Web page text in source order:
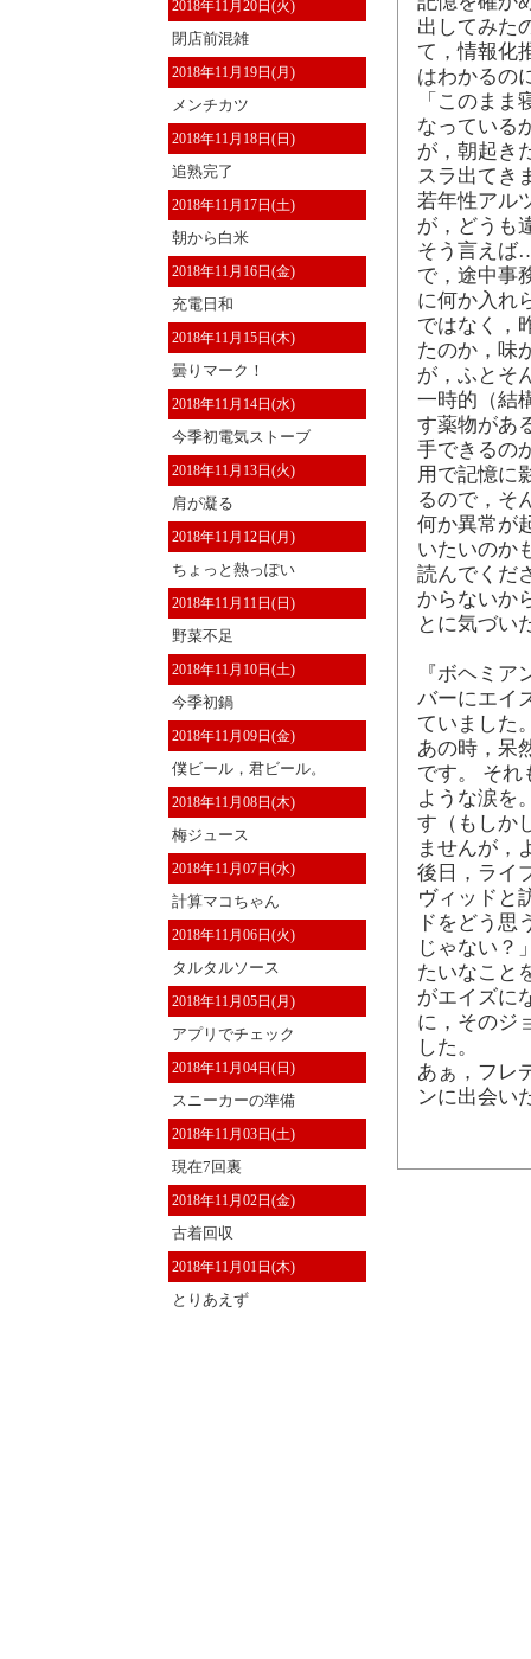
2018年11月20日(火)
閉店前混雑
2018年11月19日(月)
メンチカツ
2018年11月18日(日)
追熟完了
2018年11月17日(土)
朝から白米
2018年11月16日(金)
充電日和
2018年11月15日(木)
曇りマーク！
2018年11月14日(水)
今季初電気ストーブ
2018年11月13日(火)
肩が凝る
2018年11月12日(月)
ちょっと熱っぽい
2018年11月11日(日)
野菜不足
2018年11月10日(土)
今季初鍋
2018年11月09日(金)
僕ビール，君ビール。
2018年11月08日(木)
梅ジュース
2018年11月07日(水)
計算マコちゃん
2018年11月06日(火)
タルタルソース
2018年11月05日(月)
アプリでチェック
2018年11月04日(日)
スニーカーの準備
2018年11月03日(土)
現在7回裏
2018年11月02日(金)
古着回収
2018年11月01日(木)
とりあえず
出してみた
て，情報化
はわかるの
「このま
なっている
が，朝起き
スラ出てき
若年性アル
が，どうも
そう言えば
で，途中事
に何か入れ
ではなく，
たのか，味
が，ふとそ
一時的（結
す薬物があ
手できるの
用で記憶に
るので，そ
何か異常が
いたいのか
読んでくだ
からないか
とに気づい
『ボヘミ
バーにエイ
ていました
あの時，呆
です。 それ
ような涙を
す（もしか
ませんが，
後日，ライ
ヴィッドと
ドをどう思
じゃない？
たいなこと
がエイズに
に，そのジ
した。
あぁ，フレ
ンに出会い